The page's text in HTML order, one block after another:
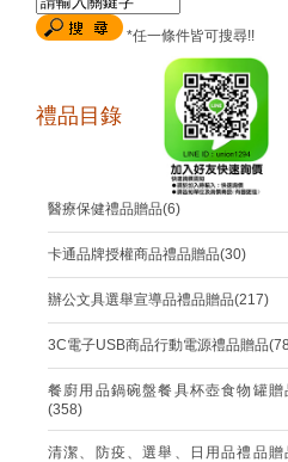
*任一條件皆可搜尋!!
禮品目錄
醫療保健禮品贈品(6)
卡通品牌授權商品禮品贈品(30)
辦公文具選舉宣導品禮品贈品(217)
3C電子USB商品行動電源禮品贈品
餐廚用品鍋碗盤餐具杯壺食物罐贈
(358)
清潔、防疫、選舉、日用品禮品贈